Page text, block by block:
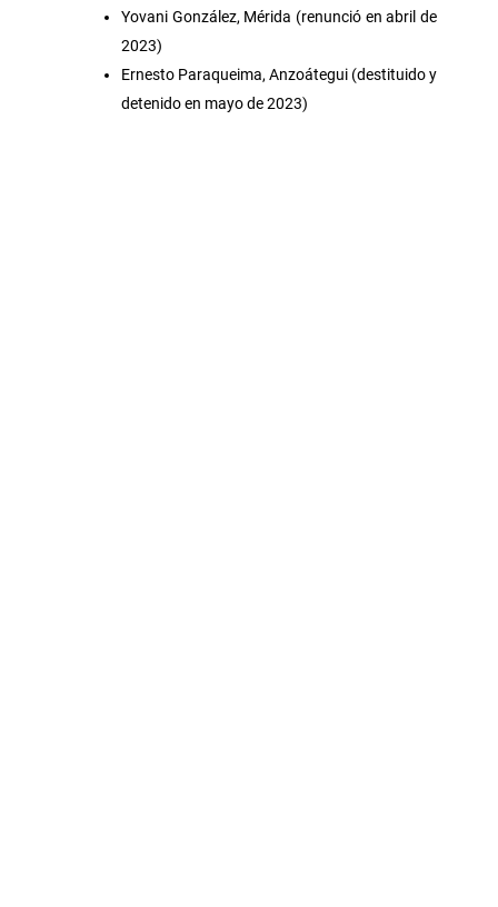
Yovani González, Mérida (renunció en abril de
2023)
Ernesto Paraqueima, Anzoátegui (destituido y
detenido en mayo de 2023)